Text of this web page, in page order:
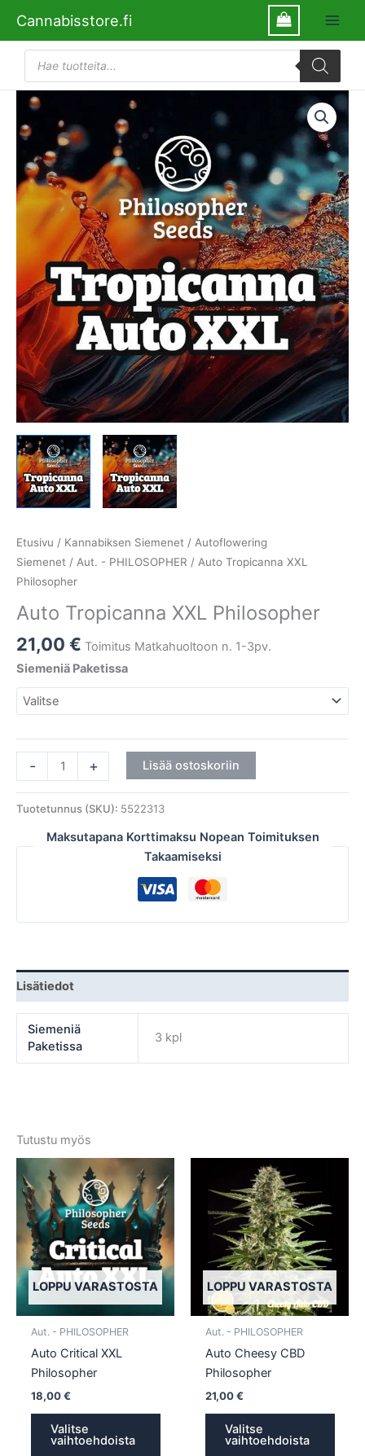
sisältöön
Cannabisstore.fi
Products
search
Etusivu / Kannabiksen Siemenet / Autoflowering
Siemenet / Aut. - PHILOSOPHER / Auto Tropicanna XXL
Philosopher
Auto Tropicanna XXL Philosopher
21,00 € Toimitus Matkahuoltoon n. 1-3pv.
Siemeniä Paketissa
-
Auto
Tropicanna
XXL
Philosopher
määrä
+ Lisää ostoskoriin
Tuotetunnus (SKU): 5522313
Maksutapana Korttimaksu Nopean Toimituksen
Takaamiseksi
Lisätiedot
Siemeniä
Paketissa
3 kpl
Tutustu myös
LOPPU VARASTOSTA
Aut. - PHILOSOPHER
Auto Critical XXL
Philosopher
18,00€
Valitse
vaihtoehdoista
tuotteella
on
useampi
muunnelma.
Voit
tehdä
valinnat
LOPPU VARASTOSTA
Aut. - PHILOSOPHER
Auto Cheesy CBD
Philosopher
21,00€
Valitse
vaihtoehdoista